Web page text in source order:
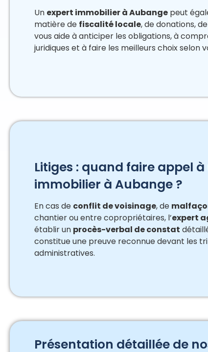
Un expert immobilier à Aubange peut
matière de fiscalité locale, de donations,
vous aide à anticiper les obligations, à
juridiques et à faire les meilleurs choix selon
Litiges : quand faire appel
immobilier à Aubange ?
En cas de conflit de voisinage, de
chantier ou entre copropriétaires, l’expert
établir un procès-verbal de constat
constitue une preuve reconnue devant les
administratives.
Présentation détaillée de